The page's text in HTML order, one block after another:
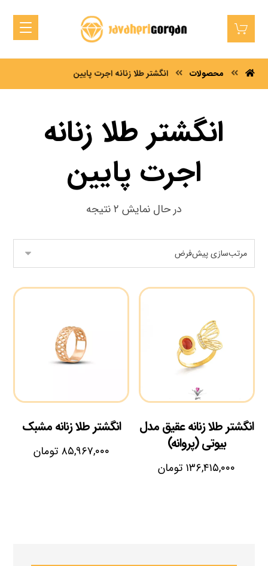
محصولات انگشتر طلا زنانه اجرت پایین
انگشتر طلا زنانه
اجرت پایین
در حال نمایش ۲ نتیجه
انگشتر طلا زنانه عقیق مدل
بیوتی (پروانه)
۱۳۶,۴۱۵,۰۰۰ تومان
انگشتر طلا زنانه مشبک
۸۵,۹۶۷,۰۰۰ تومان